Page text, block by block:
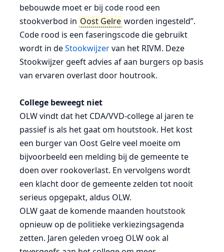
bebouwde moet er bij code rood een
stookverbod in Oost Gelre worden ingesteld”.
Code rood is een faseringscode die gebruikt
wordt in deStookwijzervan het RIVM. Deze
Stookwijzer geeft advies af aan burgers op basis
van ervaren overlast door houtrook.
College beweegt niet
OLW vindt dat het CDA/VVD-college al jaren te
passief is als het gaat om houtstook. Het kost
een burger van Oost Gelre veel moeite om
bijvoorbeeld een melding bij de gemeente te
doen over rookoverlast. En vervolgens wordt
een klacht door de gemeente zelden tot nooit
serieus opgepakt, aldus OLW.
OLW gaat de komende maanden houtstook
opnieuw op de politieke verkiezingsagenda
zetten. Jaren geleden vroeg OLW ook al